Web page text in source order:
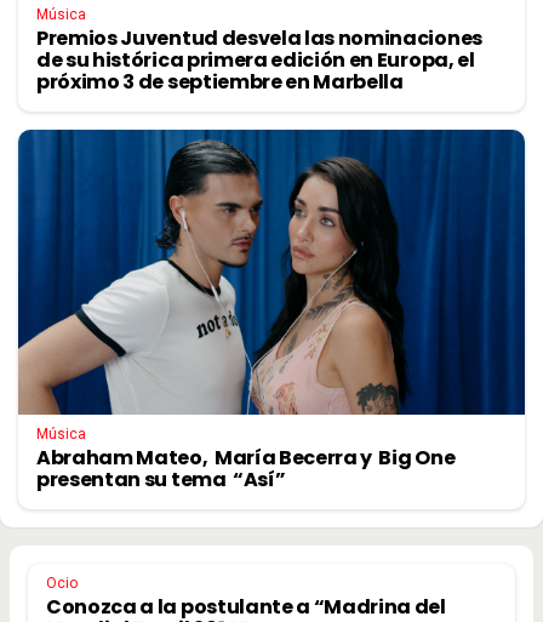
Música
Premios Juventud desvela las nominaciones
de su histórica primera edición en Europa, el
próximo 3 de septiembre en Marbella
Música
Abraham Mateo, María Becerra y Big One
presentan su tema “Así”
Ocio
Conozca a la postulante a “Madrina del